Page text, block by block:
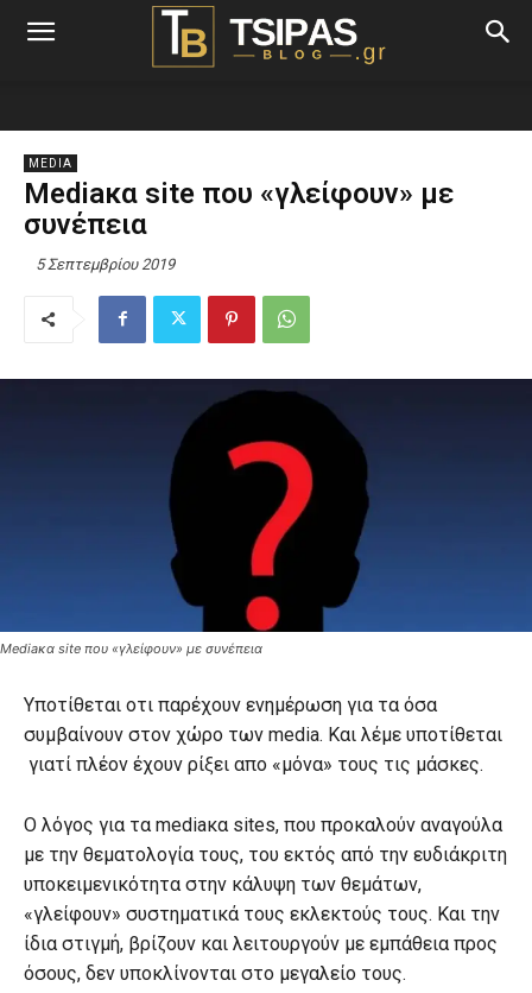
MEDIA
Mediaκα site που «γλείφουν» με
συνέπεια
5 Σεπτεμβρίου 2019
Mediaκα site που «γλείφουν» με συνέπεια
Υποτίθεται οτι παρέχουν ενημέρωση για τα όσα
συμβαίνουν στον χώρο των media. Και λέμε υποτίθεται
γιατί πλέον έχουν ρίξει απο «μόνα» τους τις μάσκες.
Ο λόγος για τα mediaκα sites, που προκαλούν αναγούλα
με την θεματολογία τους, του εκτός από την ευδιάκριτη
υποκειμενικότητα στην κάλυψη των θεμάτων,
«γλείφουν» συστηματικά τους εκλεκτούς τους. Και την
ίδια στιγμή, βρίζουν και λειτουργούν με εμπάθεια προς
όσους, δεν υποκλίνονται στο μεγαλείο τους.